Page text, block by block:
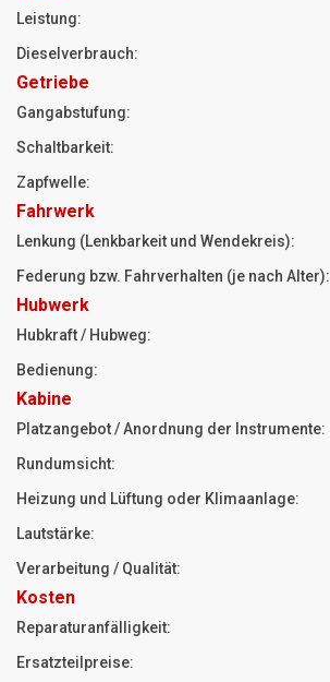
Leistung:
Dieselverbrauch:
Getriebe
Gangabstufung:
Schaltbarkeit:
Zapfwelle:
Fahrwerk
Lenkung (Lenkbarkeit und Wendekreis):
Federung bzw. Fahrverhalten (je nach Alter):
Hubwerk
Hubkraft / Hubweg:
Bedienung:
Kabine
Platzangebot / Anordnung der Instrumente:
Rundumsicht:
Heizung und Lüftung oder Klimaanlage:
Lautstärke:
Verarbeitung / Qualität:
Kosten
Reparaturanfälligkeit:
Ersatzteilpreise: